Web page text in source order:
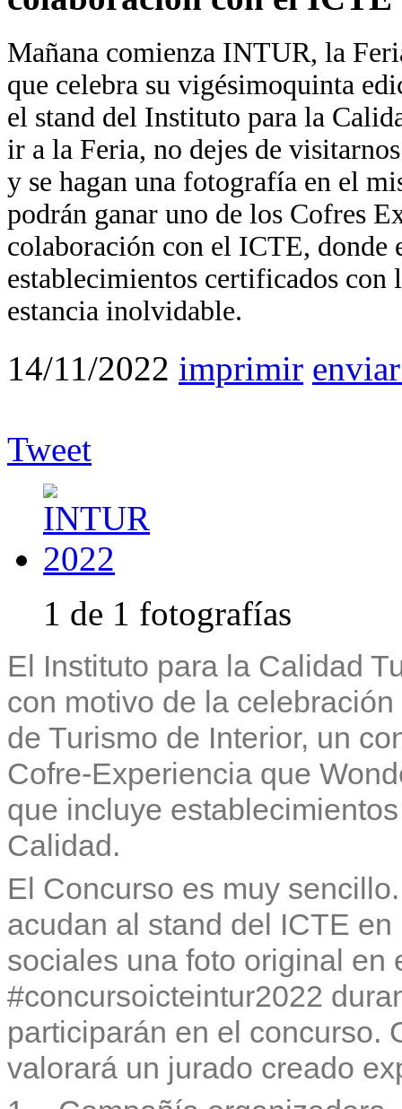
Mañana comienza INTUR, la
que celebra su vigésimoquinta
el stand del Instituto para la
ir a la Feria, no dejes de
y se hagan una fotografía en el
podrán ganar uno de los Cofres
colaboración con el ICTE, donde
establecimientos certificados
estancia inolvidable.
14/11/2022 imprimir
Tweet
1 de 1 fotografías
El Instituto para la Calidad
con motivo de la
de Turismo de Interior, un
Cofre-Experiencia que
que incluye
Calidad.
El Concurso es muy
acudan al stand del ICTE
sociales una foto original en
#concursoicteintur2022
participarán en el concurso.
valorará un jurado creado